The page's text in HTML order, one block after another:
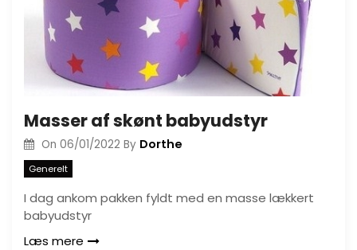
Masser af skønt babyudstyr
On 06/01/2022 By Dorthe
Generelt
I dag ankom pakken fyldt med en masse lækkert
babyudstyr
Læs mere